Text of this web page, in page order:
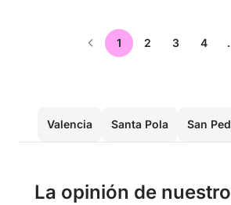
1 2 3 4
Valencia Santa Pola San
La opinión de